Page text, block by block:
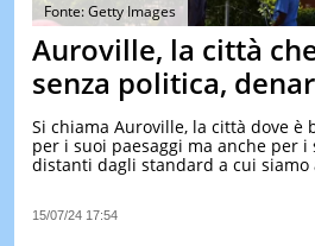
Fonte: Getty Images
Auroville, la città
senza politica,
Si chiama Auroville, la città dove è
per i suoi paesaggi ma anche per
distanti dagli standard a cui siamo
15/07/24 17:54